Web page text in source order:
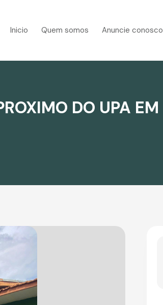
Inicio Quem somos Anuncie conosco
DO UPA EM